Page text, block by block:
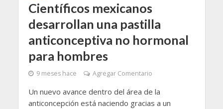
Científicos mexicanos
desarrollan una pastilla
anticonceptiva no hormonal
para hombres
9 meses hace Agregar Comentario
Un nuevo avance dentro del área de la
anticoncepción está naciendo gracias a un